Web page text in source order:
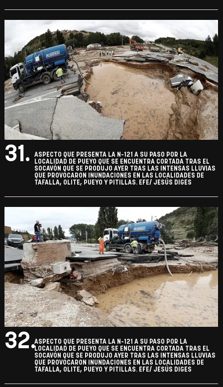
31.
ASPECTO QUE PRESENTA LA N-121 A SU PASO POR LA
LOCALIDAD DE PUEYO QUE SE ENCUENTRA CORTADA TRAS EL
SOCAVÓN QUE SE PRODUJO AYER TRAS LAS INTENSAS LLUVIAS
QUE PROVOCARON INUNDACIONES EN LAS LOCALIDADES DE
TAFALLA, OLITE, PUEYO Y PITILLAS. EFE/ JESÚS DIGES
32.ASPECTO QUE PRESENTA LA N-121 A SU PASO POR LA
LOCALIDAD DE PUEYO QUE SE ENCUENTRA CORTADA TRAS EL
SOCAVÓN QUE SE PRODUJO AYER TRAS LAS INTENSAS LLUVIAS
QUE PROVOCARON INUNDACIONES EN LAS LOCALIDADES DE
TAFALLA, OLITE, PUEYO Y PITILLAS. EFE/ JESÚS DIGES